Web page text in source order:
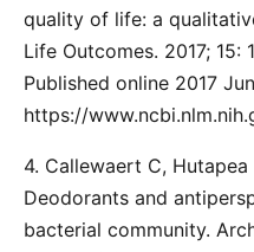
quality of life: a
Life Outcomes. 2017; 15:
Published online 2017
https://
4. Callewaert C, Hutapea
Deodorants and
bacterial community.